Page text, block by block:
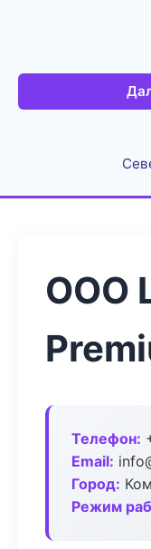
ООО
Телефон:
Email:
Город:
Режим